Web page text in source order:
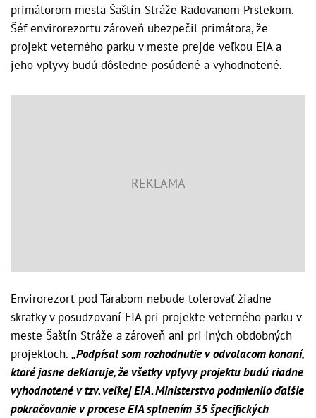
primátorom mesta Šaštín-Stráže Radovanom Prstekom.
Šéf envirorezortu zároveň ubezpečil primátora, že
projekt veterného parku v meste prejde veľkou EIA a
jeho vplyvy budú dôsledne posúdené a vyhodnotené.
Envirorezort pod Tarabom nebude tolerovať žiadne
skratky v posudzovaní EIA pri projekte veterného parku v
meste Šaštín Stráže a zároveň ani pri iných obdobných
projektoch. „Podpísal som rozhodnutie v odvolacom konaní,
ktoré jasne deklaruje, že všetky vplyvy projektu budú riadne
vyhodnotené v tzv. veľkej EIA. Ministerstvo podmienilo ďalšie
pokračovanie v procese EIA splnením 35 špecifických